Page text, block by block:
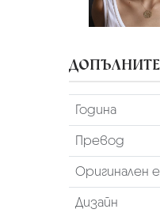
Година
Превод
Оригинален
Дизайн